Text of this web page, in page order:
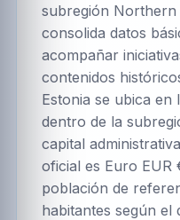
subregión Northern
consolida datos
acompañar
contenidos
Estonia se ubica en
dentro de la
capital
oficial es Euro EUR
población de
habitantes según el